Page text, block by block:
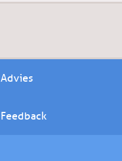
Advies
Feedback